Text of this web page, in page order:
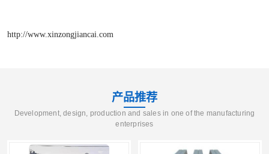
http://www.xinzongjiancai.com
产品推荐
Development, design, production and sales in one of the manufacturing
enterprises